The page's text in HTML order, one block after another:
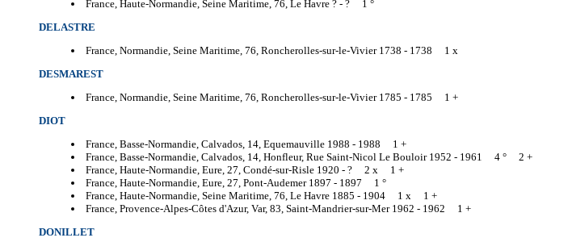
France, Haute-Normandie, Seine Maritime, 76, Le Havre ? - ? 1 °
DELASTRE
France, Normandie, Seine Maritime, 76, Roncherolles-sur-le-Vivier 1738 - 1738 1 x
DESMAREST
France, Normandie, Seine Maritime, 76, Roncherolles-sur-le-Vivier 1785 - 1785 1 +
DIOT
France, Basse-Normandie, Calvados, 14, Equemauville 1988 - 1988 1 +
France, Basse-Normandie, Calvados, 14, Honfleur, Rue Saint-Nicol Le Bouloir 1952 - 1961 4 ° 2 +
France, Haute-Normandie, Eure, 27, Condé-sur-Risle 1920 - ? 2 x 1 +
France, Haute-Normandie, Eure, 27, Pont-Audemer 1897 - 1897 1 °
France, Haute-Normandie, Seine Maritime, 76, Le Havre 1885 - 1904 1 x 1 +
France, Provence-Alpes-Côtes d'Azur, Var, 83, Saint-Mandrier-sur-Mer 1962 - 1962 1 +
DONILLET